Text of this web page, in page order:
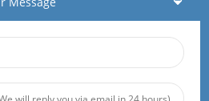
Cábla Snáithín ADSS